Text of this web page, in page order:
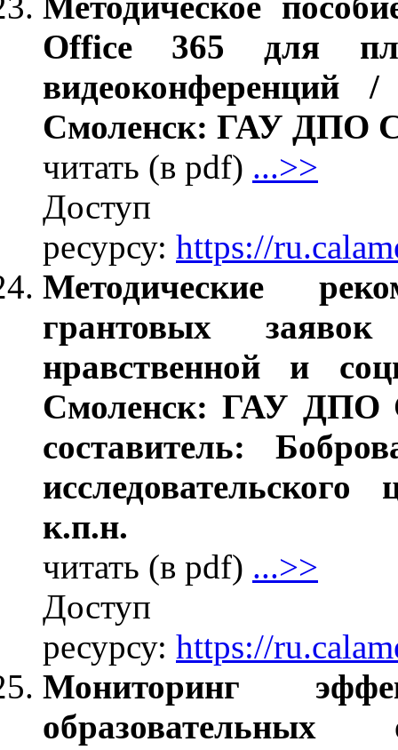
Office 365 для
Смоленск: ГАУ ДПО
читать (в pdf) ...>>
ресурсу: https://
Методические
грантовых
нравственной и
Смоленск: ГАУ ДПО
составитель:
к.п.н.
читать (в pdf) ...>>
ресурсу: https://
Мониторинг
образовательных